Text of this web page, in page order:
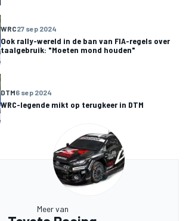
WRC27 sep 2024
Ook rally-wereld in de ban van FIA-regels over
taalgebruik: "Moeten mond houden"
DTM6 sep 2024
WRC-legende mikt op terugkeer in DTM
Meer van